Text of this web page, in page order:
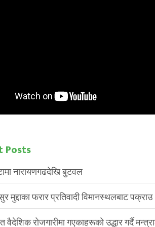
Posts
नारायणगढदेखि बुटवल
फरार प्रतिवादी विमानस्थलबाट पक्राउ
वैदेशिक रोजगारीमा गएकाहरूको उद्धार गर्दै